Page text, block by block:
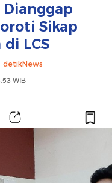
Dianggap
Sikap
LCS
detikNews
WIB